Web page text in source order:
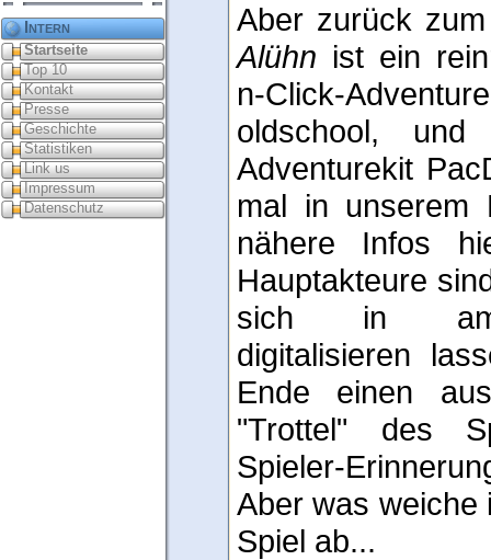
Intern
Startseite
Top 10
Kontakt
Presse
Geschichte
Statistiken
Link us
Impressum
Datenschutz
Aber zurück
Alühn ist ein
n-Click-
oldschool,
Adventurekit
mal in unserem
nähere Infos
Hauptakteure
sich in
digitalisieren
Ende einen
"Trottel" des
Spieler-
Aber was weiche
Spiel ab...